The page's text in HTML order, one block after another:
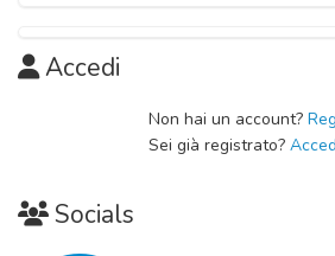
Capitolo 01
Accedi
Non hai un account?
Sei già registrato?
Socials